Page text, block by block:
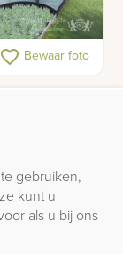
favorite_border Bewaar foto
gebruiken,
kunt u
als u bij ons